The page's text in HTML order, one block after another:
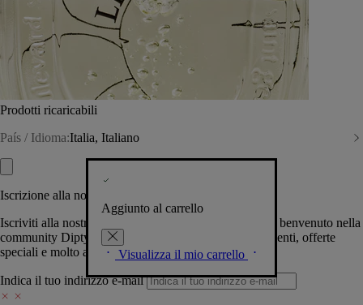
Prodotti ricaricabili
País / Idioma:Italia, Italiano
Aggiunto al carrello
Visualizza il mio carrello
Iscrizione alla nostra Newsletter
Iscriviti alla nostra newsletter per permetterci di darti il benvenuto nella
community Diptyque e tenerti al corrente su novità, eventi, offerte
speciali e molto altro.
Indica il tuo indirizzo e-mail